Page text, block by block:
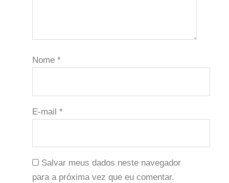
Nome *
E-mail *
Salvar meus dados neste navegador
para a próxima vez que eu comentar.